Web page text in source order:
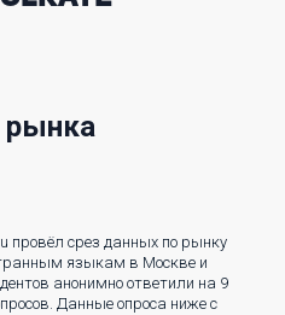
рынка
провёл срез данных по рынку
языкам в Москве и
анонимно ответили на 9
Данные опроса ниже с